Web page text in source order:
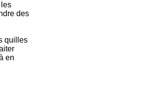
des
quilles
en